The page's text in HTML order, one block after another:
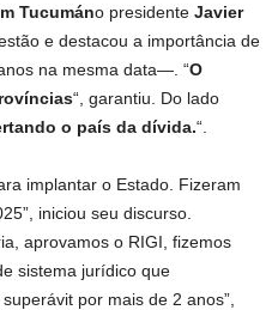
Tucumáno presidente Javier
e destacou a importância de
na mesma data—. “O
“, garantiu. Do lado
o país da dívida.“.
implantar o Estado. Fizeram
iniciou seu discurso.
aprovamos o RIGI, fizemos
sistema jurídico que
por mais de 2 anos”,